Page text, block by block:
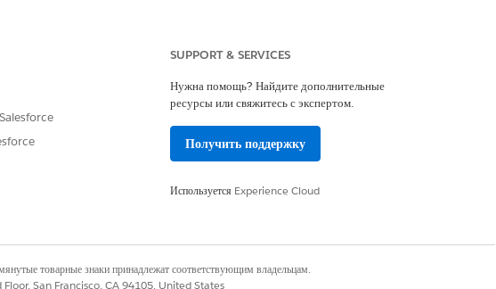
make the CSV file import option visible in existing
message again
template. For example, search for Account and select
file, add data under the column headers, and then
SUPPORT & SERVICES
Нужна помощь? Найдите дополнительные
ресурсы или свяжитесь с экспертом.
Получить поддержку
Используется Experience Cloud
товарные знаки принадлежат соответствующим владельцам.
San Francisco, CA 94105, United States